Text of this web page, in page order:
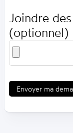
Joindre
(optionnel)
Envoyer ma